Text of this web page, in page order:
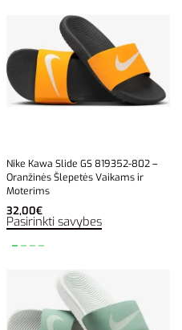
Nike Kawa Slide GS 819352-802 –
Oranžinės Šlepetės Vaikams ir
Moterims
32,00€
Pasirinkti savybes